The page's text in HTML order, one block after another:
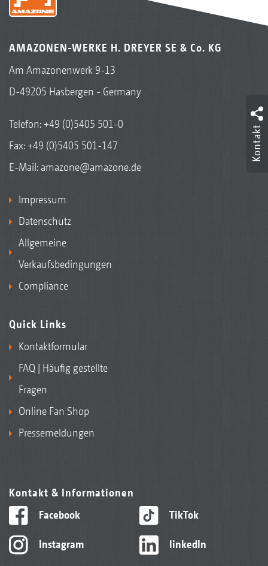
AMAZONEN-WERKE H. DREYER SE & Co. KG
Am Amazonenwerk 9-13
D-49205 Hasbergen - Germany
Telefon:+49 (0)5405 501-0
Fax: +49 (0)5405 501-147
E-Mail: amazone@amazone.de
Impressum
Datenschutz
Allgemeine
Verkaufsbedingungen
Compliance
Quick Links
Kontaktformular
FAQ | Häufig gestellte
Fragen
Online Fan Shop
Pressemeldungen
Kontakt & Informationen
Facebook
Instagram
TikTok
linkedIn
Kontakt